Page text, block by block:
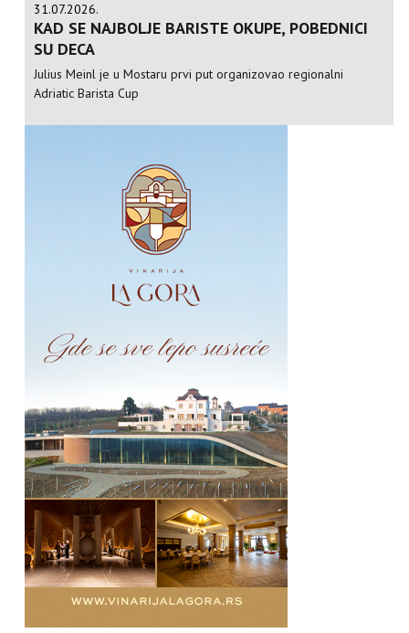
31.07.2026.
KAD SE NAJBOLJE BARISTE OKUPE, POBEDNICI
SU DECA
Julius Meinl je u Mostaru prvi put organizovao regionalni
Adriatic Barista Cup